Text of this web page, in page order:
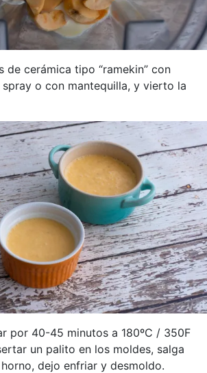
de cerámica tipo “ramekin” con
o con mantequilla, y vierto la
por 40-45 minutos a 180ºC / 350F
un palito en los moldes, salga
dejo enfriar y desmoldo.